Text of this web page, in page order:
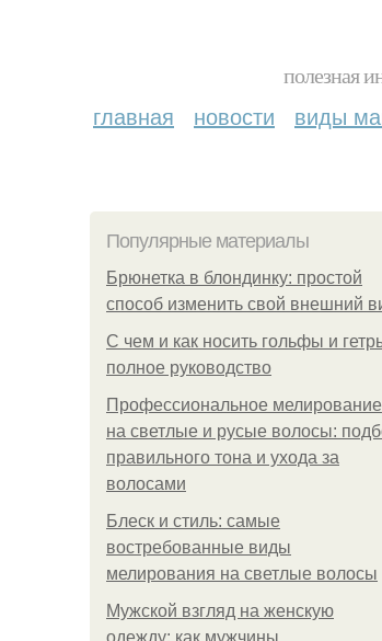
полезная
главная новости виды
Популярные материалы
Брюнетка в блондинку: простой
способ изменить свой внешний
С чем и как носить гольфы и
полное руководство
Профессиональное мелирование
на светлые и русые волосы:
правильного тона и ухода за
волосами
Блеск и стиль: самые
востребованные виды
мелирования на светлые волосы
Мужской взгляд на женскую
одежду: как мужчины